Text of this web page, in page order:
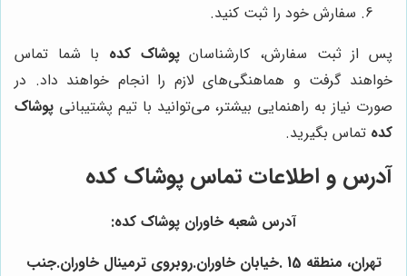
سفارش خود را ثبت کنید.
پس از ثبت سفارش، کارشناسانپوشاک کده با شما تماس
خواهند گرفت و هماهنگی‌های لازم را انجام خواهند داد. در
صورت نیاز به راهنمایی بیشتر، می‌توانید با تیم پشتیبانی پوشاک
کده تماس بگیرید.
آدرس و اطلاعات تماس پوشاک کده
آدرس شعبه خاوران پوشاک کده:
تهران، منطقه 15 .خیابان خاوران.روبروی ترمینال خاوران.جنب